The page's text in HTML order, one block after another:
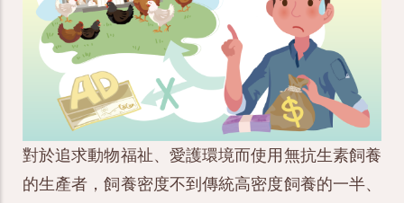
對於追求動物福祉、愛護環境而使用無抗生素飼養
的生產者，飼養密度不到傳統高密度飼養的一半、